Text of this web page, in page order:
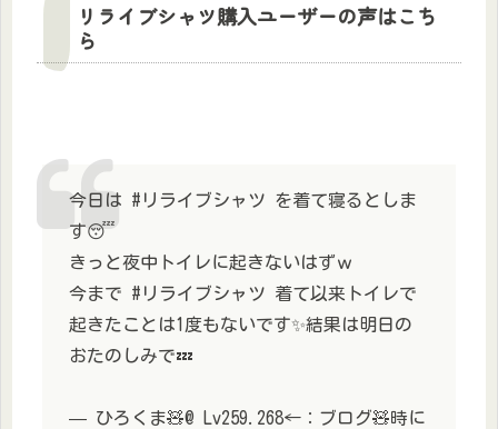
リライブシャツ購入ユーザーの声はこち
ら
今日は #リライブシャツ を着て寝るとしま
す😴
きっと夜中トイレに起きないはずｗ
今まで #リライブシャツ 着て以来トイレで
起きたことは1度もないです✨結果は明日の
おたのしみで💤
— ひろくま🧸@ Lv259.268←：ブログ🧸時に